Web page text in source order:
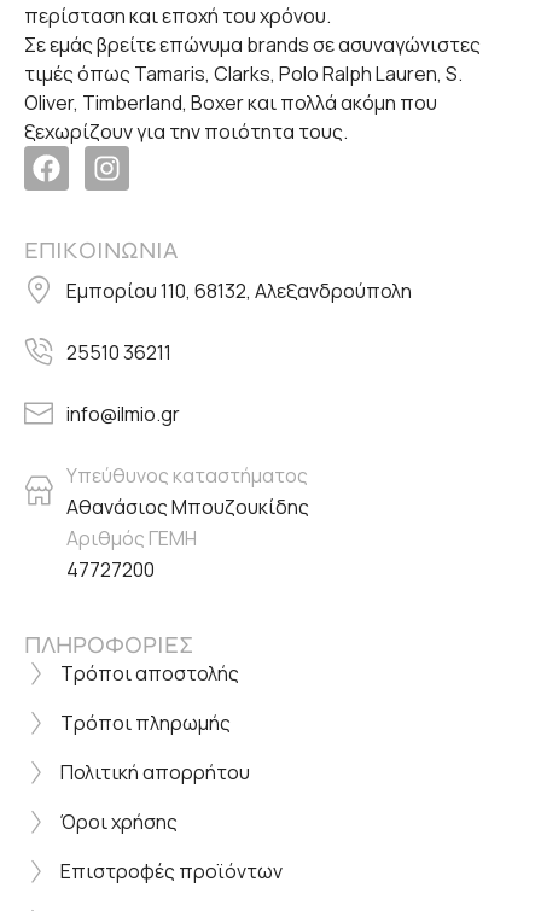
περίσταση και εποχή του χρόνου.
Σε εμάς βρείτε επώνυμα brands σε ασυναγώνιστες
τιμές όπως Tamaris, Clarks, Polo Ralph Lauren, S.
Oliver, Timberland, Boxer και πολλά ακόμη που
ξεχωρίζουν για την ποιότητα τους.
ΕΠΙΚΟΙΝΩΝΙΑ
Εμπορίου 110, 68132, Αλεξανδρούπολη
25510 36211
info@ilmio.gr
Υπεύθυνος καταστήματος
Αθανάσιος Μπουζουκίδης
Αριθμός ΓΕΜΗ
47727200
ΠΛΗΡΟΦΟΡΙΕΣ
Τρόποι αποστολής
Τρόποι πληρωμής
Πολιτική απορρήτου
Όροι χρήσης
Επιστροφές προϊόντων